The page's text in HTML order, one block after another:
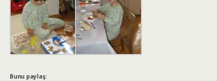
Bunu paylaş: